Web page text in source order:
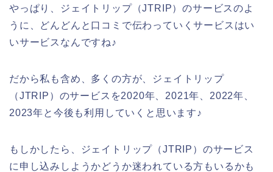
やっぱり、ジェイトリップ（JTRIP）のサービスのよ
うに、どんどんと口コミで伝わっていくサービスはい
いサービスなんですね♪
だから私も含め、多くの方が、ジェイトリップ
（JTRIP）のサービスを2020年、2021年、2022年、
2023年と今後も利用していくと思います♪
もしかしたら、ジェイトリップ（JTRIP）のサービス
に申し込みしようかどうか迷われている方もいるかも